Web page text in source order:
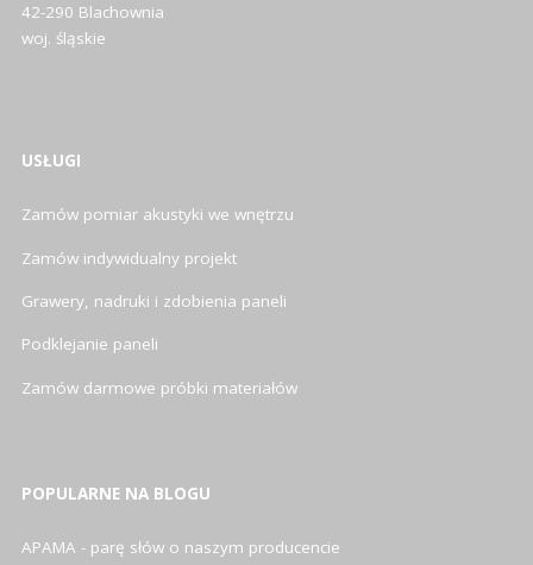
42-290 Blachownia
woj. śląskie
USŁUGI
Zamów pomiar akustyki we wnętrzu
Zamów indywidualny projekt
Grawery, nadruki i zdobienia paneli
Podklejanie paneli
Zamów darmowe próbki materiałów
POPULARNE NA BLOGU
APAMA - parę słów o naszym producencie